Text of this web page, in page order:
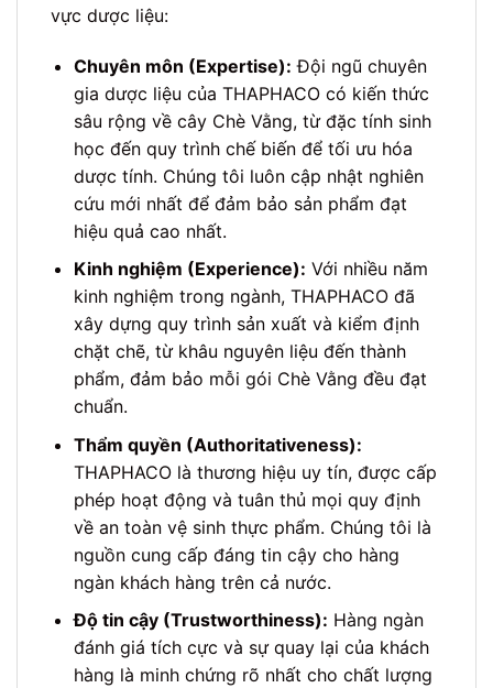
vực dược liệu:
Chuyên môn (Expertise): Đội ngũ chuyên
gia dược liệu của THAPHACO có kiến thức
sâu rộng về cây Chè Vằng, từ đặc tính sinh
học đến quy trình chế biến để tối ưu hóa
dược tính. Chúng tôi luôn cập nhật nghiên
cứu mới nhất để đảm bảo sản phẩm đạt
hiệu quả cao nhất.
Kinh nghiệm (Experience): Với nhiều năm
kinh nghiệm trong ngành, THAPHACO đã
xây dựng quy trình sản xuất và kiểm định
chặt chẽ, từ khâu nguyên liệu đến thành
phẩm, đảm bảo mỗi gói Chè Vằng đều đạt
chuẩn.
Thẩm quyền (Authoritativeness):
THAPHACO là thương hiệu uy tín, được cấp
phép hoạt động và tuân thủ mọi quy định
về an toàn vệ sinh thực phẩm. Chúng tôi là
nguồn cung cấp đáng tin cậy cho hàng
ngàn khách hàng trên cả nước.
Độ tin cậy (Trustworthiness): Hàng ngàn
đánh giá tích cực và sự quay lại của khách
hàng là minh chứng rõ nhất cho chất lượng